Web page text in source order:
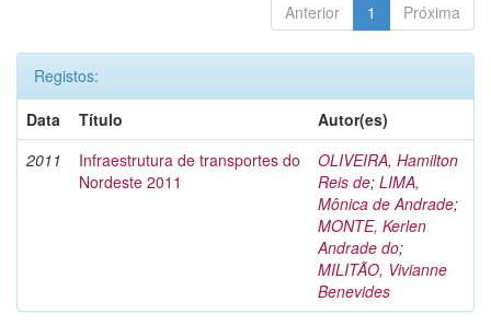
Anterior 1 Próxima
Registos:
Data
Título
Autor(es)
2011
Infraestrutura de transportes do
Nordeste 2011
OLIVEIRA, Hamilton
Reis de; LIMA,
Mônica de Andrade;
MONTE, Kerlen
Andrade do;
MILITÃO, Vivianne
Benevides